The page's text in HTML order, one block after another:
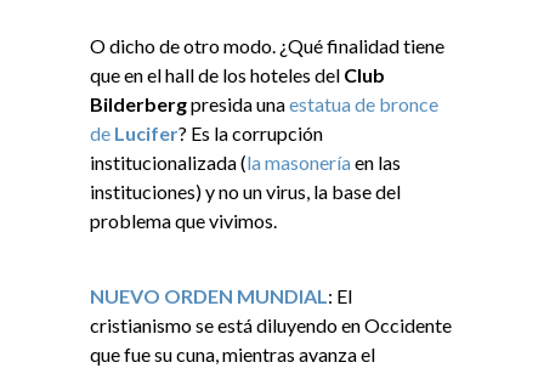
O dicho de otro modo. ¿Qué finalidad tiene
que en el hall de los hoteles del Club
Bilderbergpresida unaestatua de bronce
de Lucifer? Es la corrupción
institucionalizada (la masoneríaen las
instituciones) y no un virus, la base del
problema que vivimos.
NUEVO ORDEN MUNDIAL: El
cristianismo se está diluyendo en Occidente
que fue su cuna, mientras avanza el